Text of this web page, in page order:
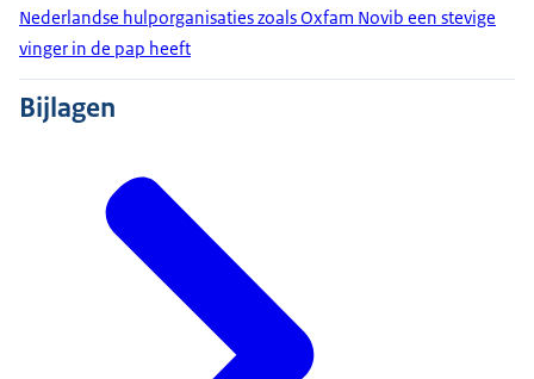
Nederlandse hulporganisaties zoals Oxfam Novib een stevige
vinger in de pap heeft
Bijlagen